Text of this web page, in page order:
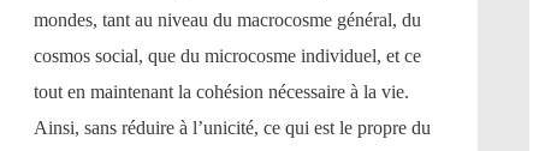
mondes, tant au niveau du macrocosme général, du
cosmos social, que du microcosme individuel, et ce
tout en maintenant la cohésion nécessaire à la vie.
Ainsi, sans réduire à l’unicité, ce qui est le propre du